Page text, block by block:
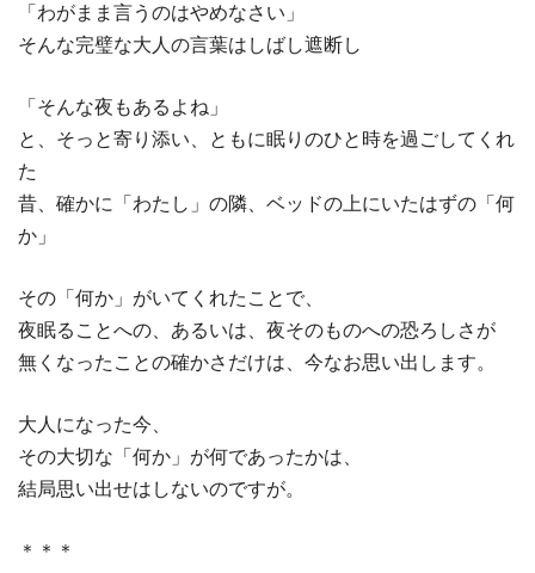
「わがまま言うのはやめなさい」
そんな完璧な大人の言葉はしばし遮断し
「そんな夜もあるよね」
と、そっと寄り添い、ともに眠りのひと時を過ごしてくれ
た
昔、確かに「わたし」の隣、ベッドの上にいたはずの「何
か」
その「何か」がいてくれたことで、
夜眠ることへの、あるいは、夜そのものへの恐ろしさが
無くなったことの確かさだけは、今なお思い出します。
大人になった今、
その大切な「何か」が何であったかは、
結局思い出せはしないのですが。
＊＊＊